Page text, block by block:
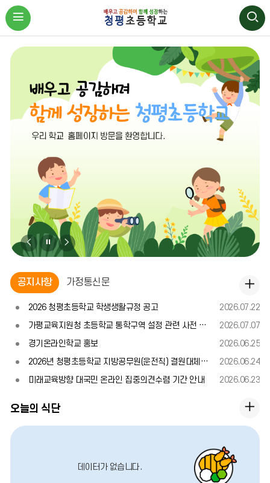
비
주
얼
이
전
비
주
얼
정
지
비
주
얼
음
공
지
사
항
공지사항 가정통신문
2026 청평초등학교 학생생활규정 공고
2026.07.22
가평교육지원청 초등학교 통학구역 설정 관련 사전 의견청취 안내
2026.07.07
경기온라인학교 홍보
2026.06.25
2026년 청평초등학교 지방공무원(운전직) 결원대체 채용 공고
2026.06.24
미래교육방향 대국민 온라인 집중의견수렴 기간 안내
2026.06.23
지
사
항
더
보
오늘의 식단
데이터가 없습니다.
늘